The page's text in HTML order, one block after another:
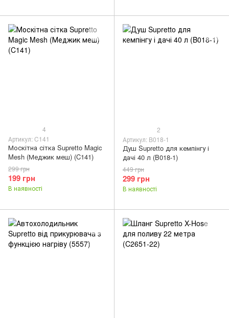
4
Артикул: C141
Москітна сітка Supretto Magic
Mesh (Меджик меш) (C141)
199 грн
299 грн
В наявності
2
Артикул: B018-1
Душ Supretto для кемпінгу і
дачі 40 л (B018-1)
299 грн
449 грн
В наявності